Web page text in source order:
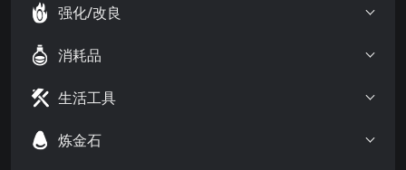
强化/改良
消耗品
生活工具
炼金石